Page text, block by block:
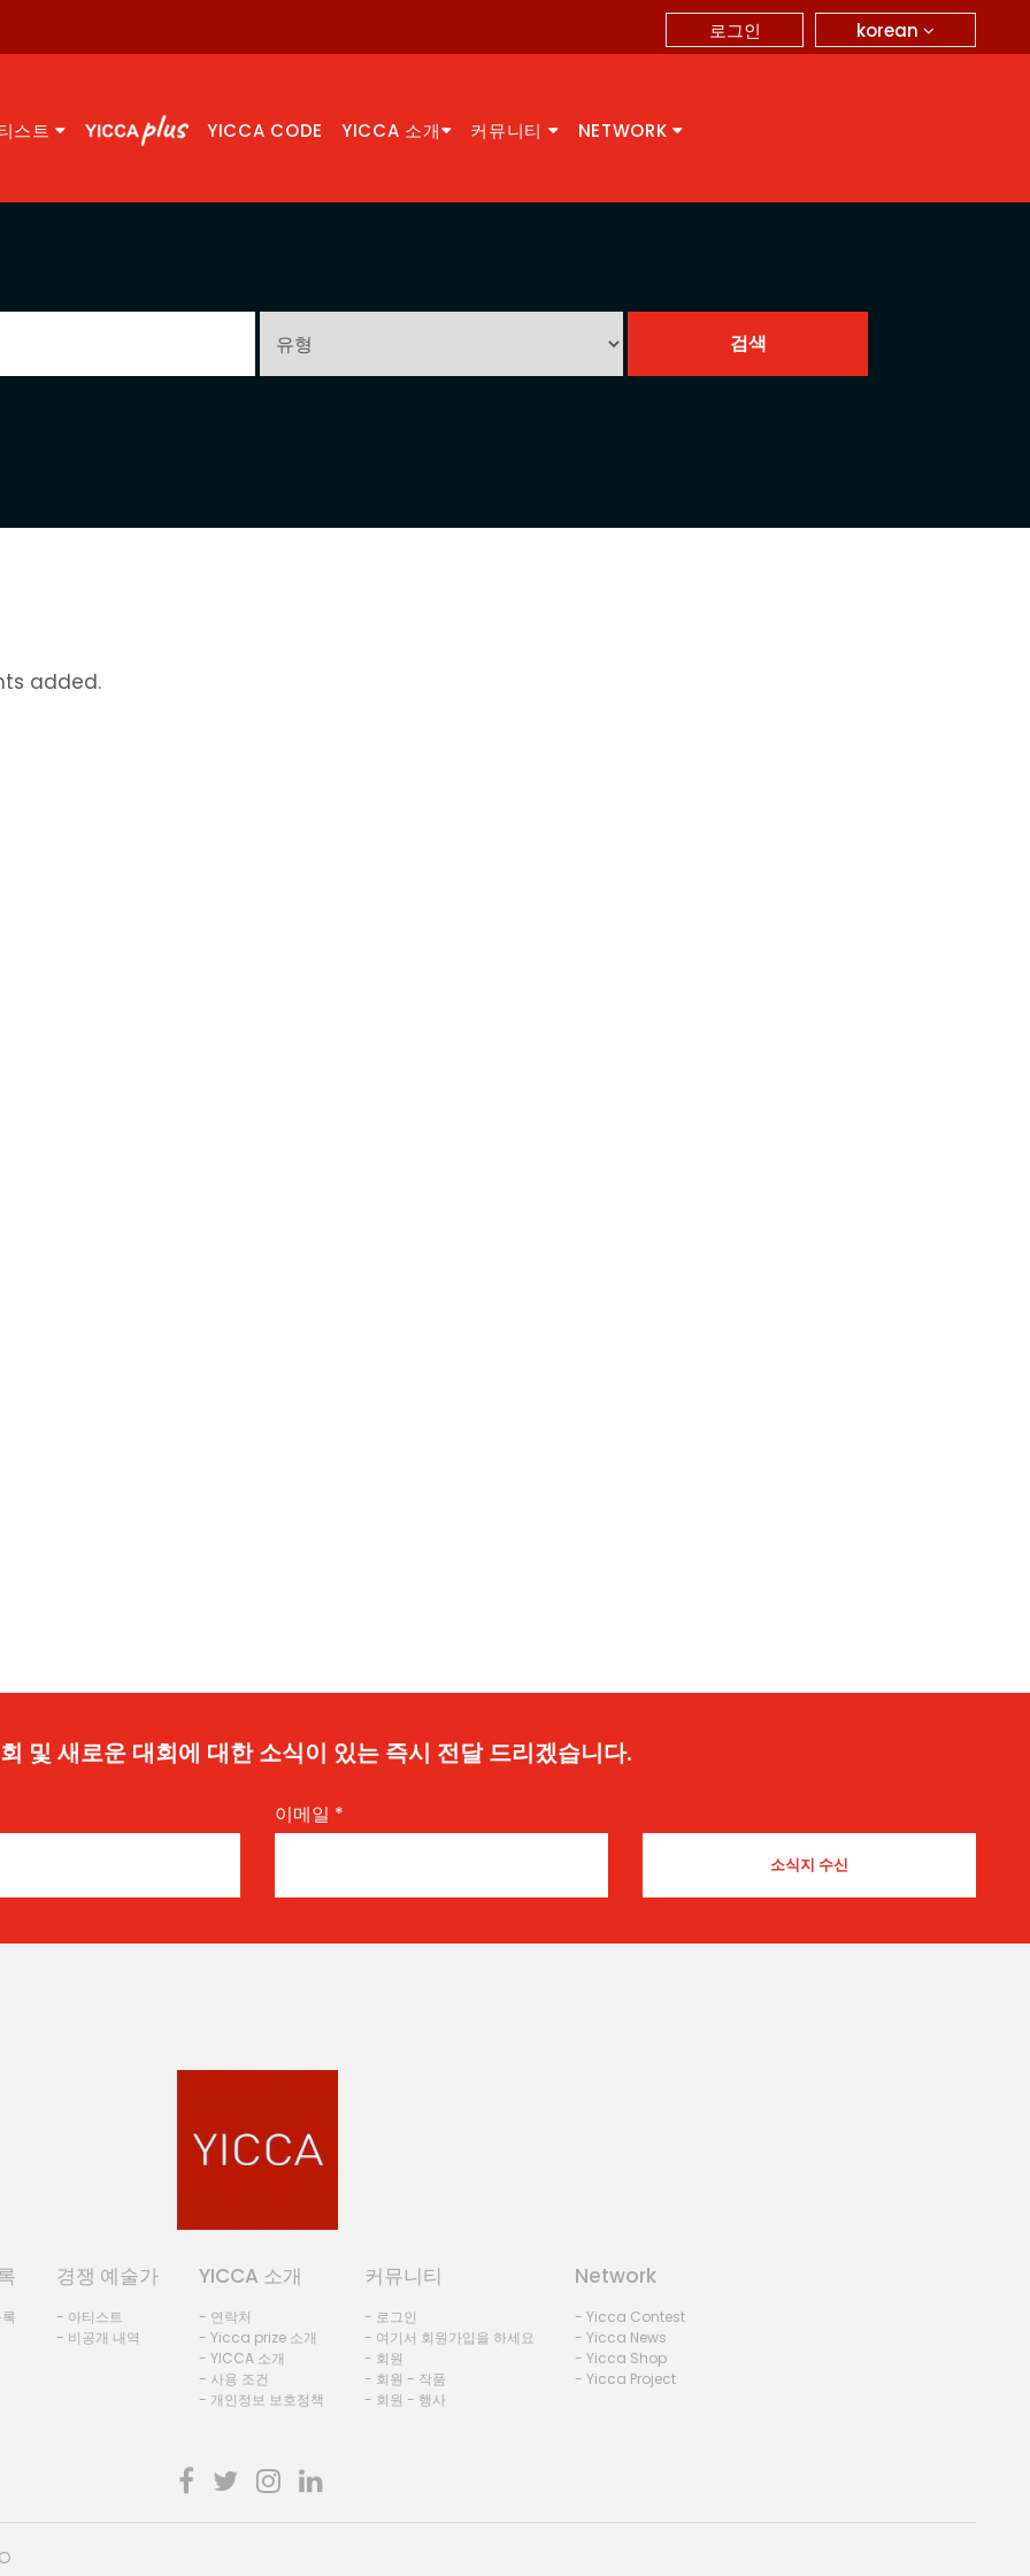
korean
로그인
스트 YICCA CODE YICCA 소개 커뮤니티 NETWORK
added.
및 새로운 대회에 대한 소식이 있는 즉시 전달 드리겠습니다.
이메일 *
경쟁 예술가
- 아티스트
- 비공개 내역
YICCA 소개
- 연락처
- Yicca prize 소개
- YICCA 소개
- 사용 조건
- 개인정보 보호정책
커뮤니티
- 로그인
- 여기서 회원가입을 하세요
- 회원
- 회원 - 작품
- 회원 - 행사
Network
- Yicca Contest
- Yicca News
- Yicca Shop
- Yicca Project